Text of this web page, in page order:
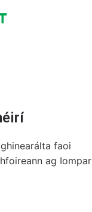
faoi
ag Iompar